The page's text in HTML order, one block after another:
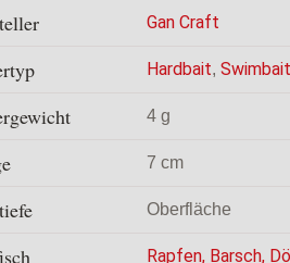
Gan Craft
Hardbait, Swimbait
4 g
7 cm
Oberfläche
Rapfen, Barsch,